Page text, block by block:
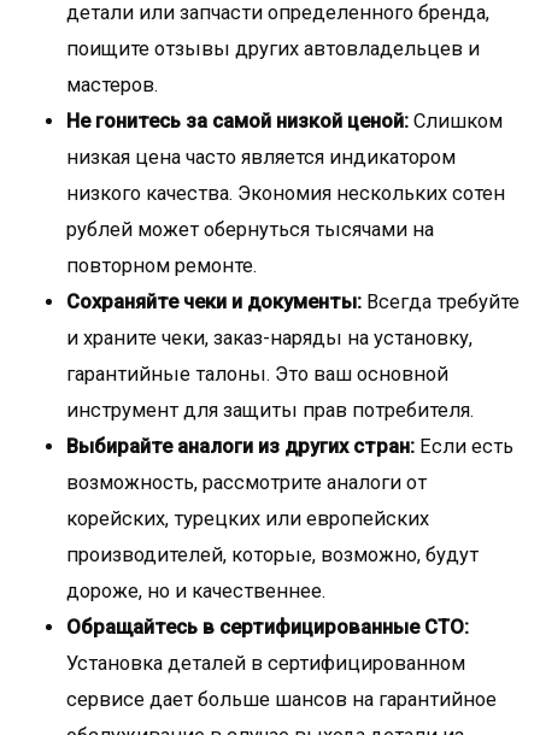
детали или запчасти определенного бренда,
поищите отзывы других автовладельцев и
мастеров.
Не гонитесь за самой низкой ценой: Слишком
низкая цена часто является индикатором
низкого качества. Экономия нескольких сотен
рублей может обернуться тысячами на
повторном ремонте.
Сохраняйте чеки и документы: Всегда требуйте
и храните чеки, заказ-наряды на установку,
гарантийные талоны. Это ваш основной
инструмент для защиты прав потребителя.
Выбирайте аналоги из других стран: Если есть
возможность, рассмотрите аналоги от
корейских, турецких или европейских
производителей, которые, возможно, будут
дороже, но и качественнее.
Обращайтесь в сертифицированные СТО:
Установка деталей в сертифицированном
сервисе дает больше шансов на гарантийное